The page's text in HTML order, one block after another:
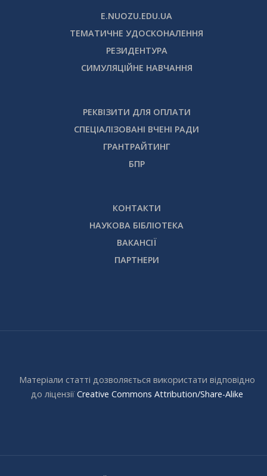
E.NUOZU.EDU.UA
ТЕМАТИЧНЕ УДОСКОНАЛЕННЯ
РЕЗИДЕНТУРА
СИМУЛЯЦІЙНЕ НАВЧАННЯ
РЕКВІЗИТИ ДЛЯ ОПЛАТИ
СПЕЦІАЛІЗОВАНІ ВЧЕНІ РАДИ
ГРАНТРАЙТИНГ
БПР
КОНТАКТИ
НАУКОВА БІБЛІОТЕКА
ВАКАНСІЇ
ПАРТНЕРИ
Матеріали статті дозволяється використати відповідно
до ліцензії Creative Commons Attribution/Share-Alike